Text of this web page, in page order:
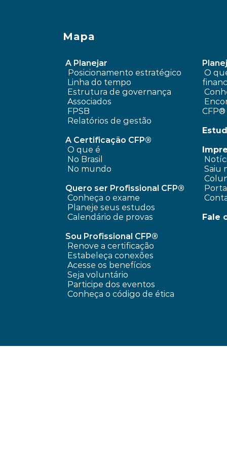
A Planejar
Posicionamento estratégico
Linha do tempo
Estrutura de governança
Associados
FPSB
Relatórios de gestão
A Certificação CFP®
O que é
No Brasil
No mundo
Quero ser Profissional CFP®
Conheça o exame
Planeje seus estudos
Calendário de provas
Sou Profissional CFP®
Renove a certificação
Estabeleça conexões
Acesse os benefícios
Seja voluntário
Participe dos eventos
Conheça o código de ética
CFP®
Saiu
Fale
Mapa